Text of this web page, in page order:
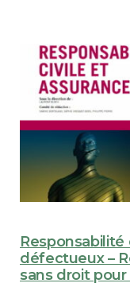
défectueux –
sans droit